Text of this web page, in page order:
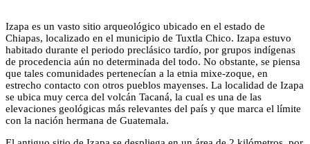
Izapa es un vasto sitio arqueológico ubicado en el estado de
Chiapas, localizado en el municipio de Tuxtla Chico. Izapa estuvo
habitado durante el periodo preclásico tardío, por grupos indígenas
de procedencia aún no determinada del todo. No obstante, se piensa
que tales comunidades pertenecían a la etnia mixe-zoque, en
estrecho contacto con otros pueblos mayenses. La localidad de Izapa
se ubica muy cerca del volcán Tacaná, la cual es una de las
elevaciones geológicas más relevantes del país y que marca el límite
con la nación hermana de Guatemala.